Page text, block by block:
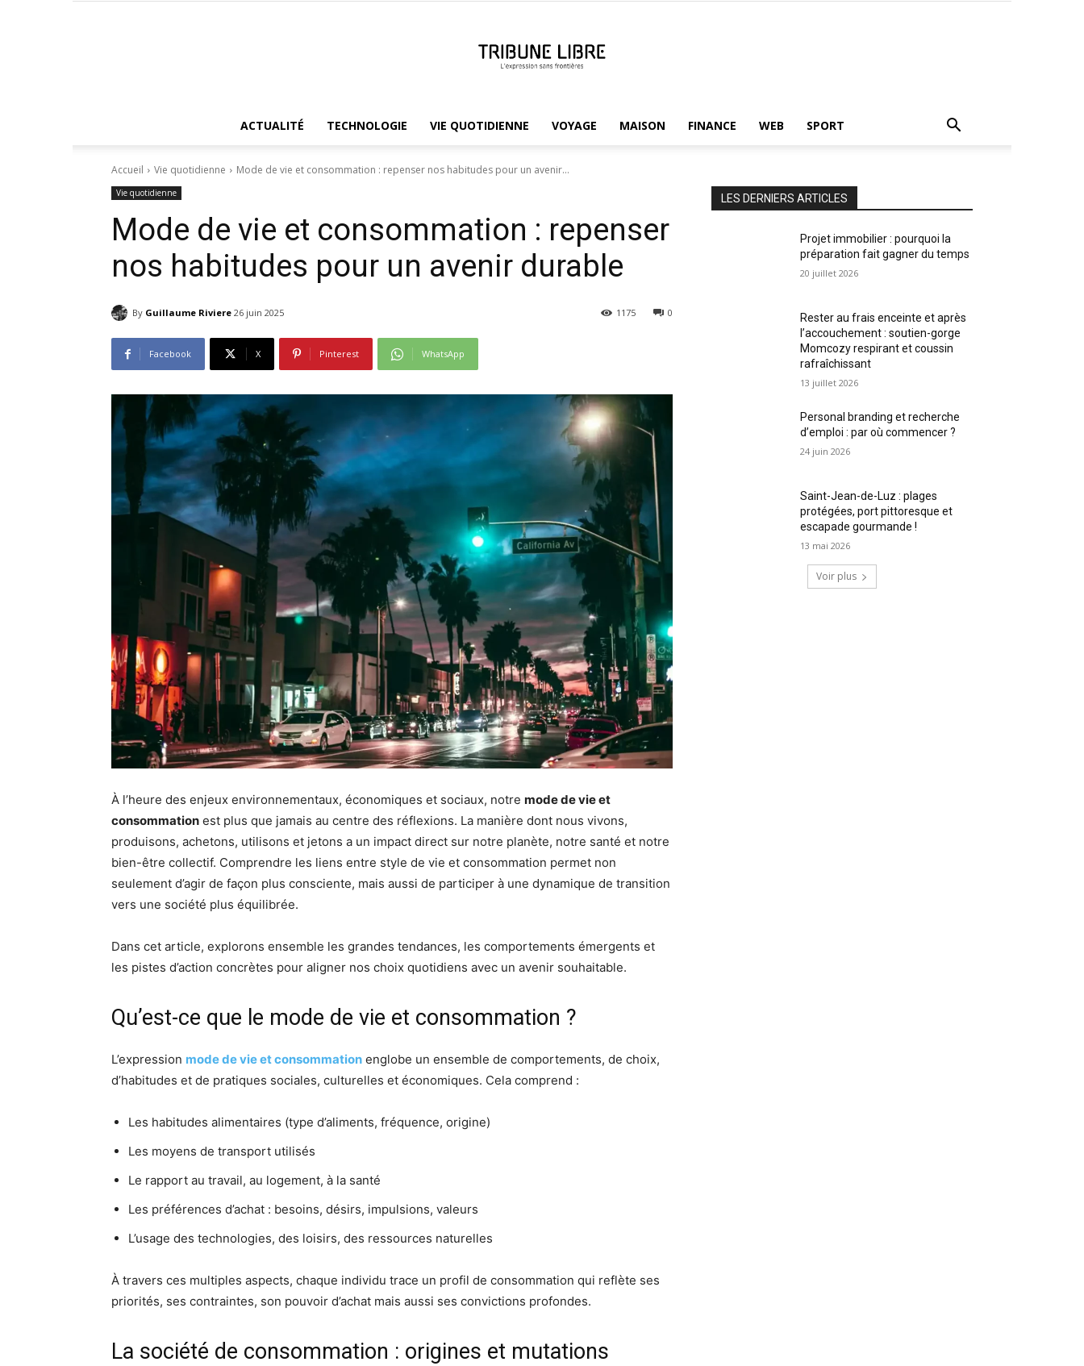
ACTUALITÉ TECHNOLOGIE VIE QUOTIDIENNE VOYAGE MAISON FINANCE WEB SPORT
Accueil Vie quotidienne Mode de vie et consommation : repenser nos habitudes pour un avenir...
Vie quotidienne
Mode de vie et consommation : repenser
nos habitudes pour un avenir durable
By Guillaume Riviere 26 juin 2025 0
1175
Facebook X Pinterest WhatsApp
À l’heure des enjeux environnementaux, économiques et sociaux, notre mode de vie et
consommation est plus que jamais au centre des réflexions. La manière dont nous vivons,
produisons, achetons, utilisons et jetons a un impact direct sur notre planète, notre santé et notre
bien-être collectif. Comprendre les liens entre style de vie et consommation permet non
seulement d’agir de façon plus consciente, mais aussi de participer à une dynamique de transition
vers une société plus équilibrée.
Dans cet article, explorons ensemble les grandes tendances, les comportements émergents et
les pistes d’action concrètes pour aligner nos choix quotidiens avec un avenir souhaitable.
Qu’est-ce que le mode de vie et consommation ?
L’expression mode de vie et consommation englobe un ensemble de comportements, de choix,
d’habitudes et de pratiques sociales, culturelles et économiques. Cela comprend :
Les habitudes alimentaires (type d’aliments, fréquence, origine)
Les moyens de transport utilisés
Le rapport au travail, au logement, à la santé
Les préférences d’achat : besoins, désirs, impulsions, valeurs
L’usage des technologies, des loisirs, des ressources naturelles
À travers ces multiples aspects, chaque individu trace un profil de consommation qui reflète ses
priorités, ses contraintes, son pouvoir d’achat mais aussi ses convictions profondes.
La société de consommation : origines et mutations
LES DERNIERS ARTICLES
Projet immobilier : pourquoi la
préparation fait gagner du temps
20 juillet 2026
Rester au frais enceinte et après
l’accouchement : soutien-gorge
Momcozy respirant et coussin
rafraîchissant
13 juillet 2026
Personal branding et recherche
d’emploi : par où commencer ?
24 juin 2026
Saint-Jean-de-Luz : plages
protégées, port pittoresque et
escapade gourmande !
13 mai 2026
Voir plus